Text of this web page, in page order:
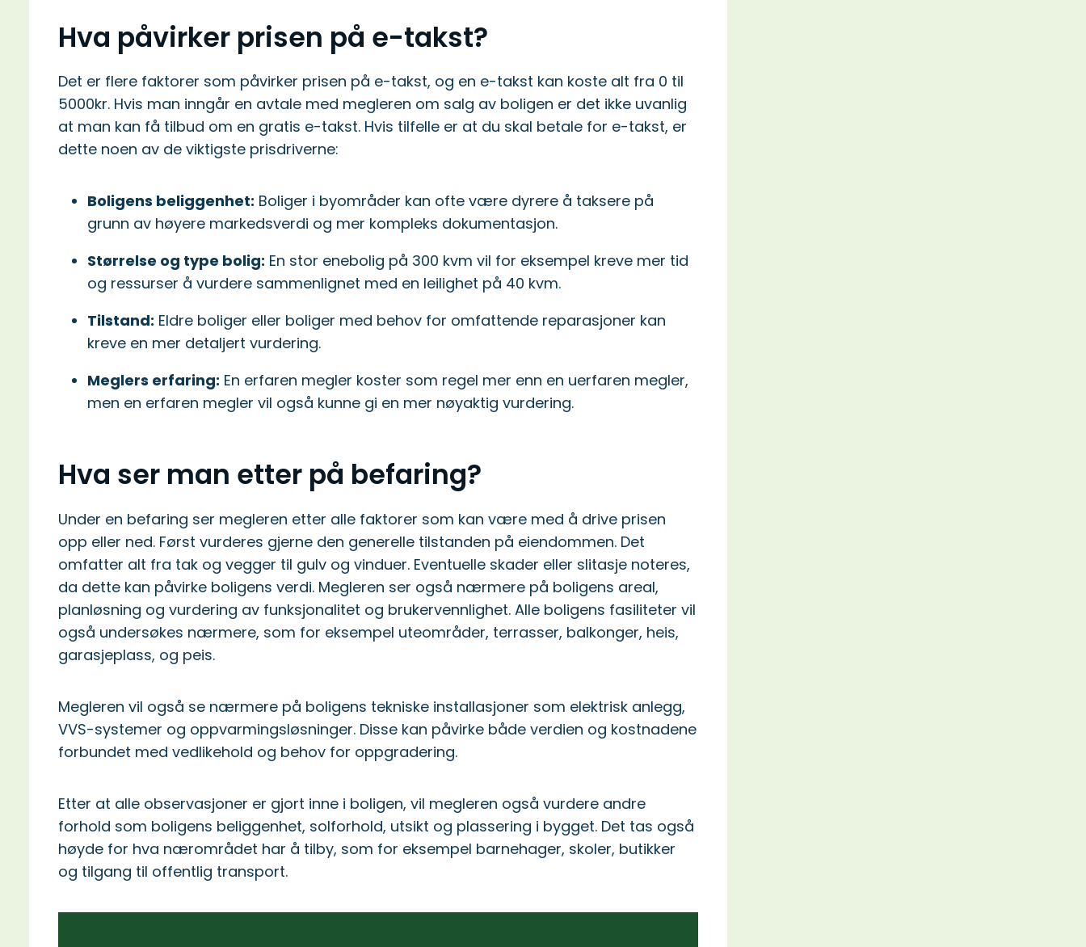
Hva påvirker prisen på e-takst?
Det er flere faktorer som påvirker prisen på e-takst, og en e-takst kan koste alt fra 0 til
5000kr. Hvis man inngår en avtale med megleren om salg av boligen er det ikke uvanlig
at man kan få tilbud om en gratis e-takst. Hvis tilfelle er at du skal betale for e-takst, er
dette noen av de viktigste prisdriverne:
Boligens beliggenhet: Boliger i byområder kan ofte være dyrere å taksere på
grunn av høyere markedsverdi og mer kompleks dokumentasjon.
Størrelse og type bolig: En stor enebolig på 300 kvm vil for eksempel kreve mer tid
og ressurser å vurdere sammenlignet med en leilighet på 40 kvm.
Tilstand: Eldre boliger eller boliger med behov for omfattende reparasjoner kan
kreve en mer detaljert vurdering.
Meglers erfaring: En erfaren megler koster som regel mer enn en uerfaren megler,
men en erfaren megler vil også kunne gi en mer nøyaktig vurdering.
Hva ser man etter på befaring?
Under en befaring ser megleren etter alle faktorer som kan være med å drive prisen
opp eller ned. Først vurderes gjerne den generelle tilstanden på eiendommen. Det
omfatter alt fra tak og vegger til gulv og vinduer. Eventuelle skader eller slitasje noteres,
da dette kan påvirke boligens verdi. Megleren ser også nærmere på boligens areal,
planløsning og vurdering av funksjonalitet og brukervennlighet. Alle boligens fasiliteter vil
også undersøkes nærmere, som for eksempel uteområder, terrasser, balkonger, heis,
garasjeplass, og peis.
Megleren vil også se nærmere på boligens tekniske installasjoner som elektrisk anlegg,
VVS-systemer og oppvarmingsløsninger. Disse kan påvirke både verdien og kostnadene
forbundet med vedlikehold og behov for oppgradering.
Etter at alle observasjoner er gjort inne i boligen, vil megleren også vurdere andre
forhold som boligens beliggenhet, solforhold, utsikt og plassering i bygget. Det tas også
høyde for hva nærområdet har å tilby, som for eksempel barnehager, skoler, butikker
og tilgang til offentlig transport.